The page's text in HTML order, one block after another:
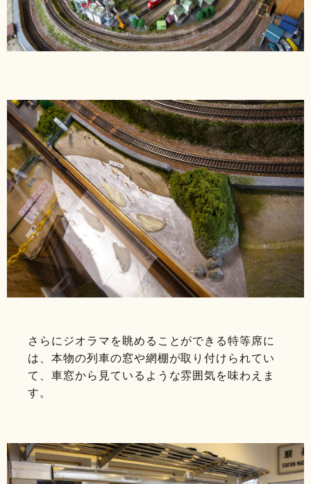
さらにジオラマを眺めることができる特等席に
は、本物の列車の窓や網棚が取り付けられてい
て、車窓から見ているような雰囲気を味わえま
す。